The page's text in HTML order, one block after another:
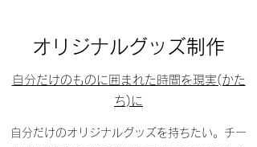
オリジナルグッズ制作
自分だけのものに囲まれた時間を現実(かた
ち)に
自分だけのオリジナルグッズを持ちたい。チー